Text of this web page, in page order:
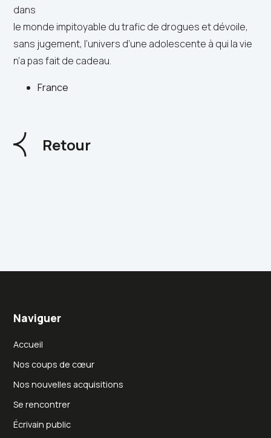
dans
le monde impitoyable du trafic de drogues et dévoile,
sans jugement, l’univers d’une adolescente à qui la vie
n’a pas fait de cadeau.
France
Retour
Naviguer
Accueil
Nos coups de cœur
Nos nouvelles acquisitions
Se rencontrer
Écrivain public